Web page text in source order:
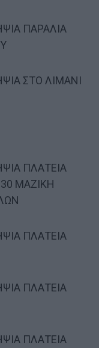
ΠΑΡΑΛΙΑ
ΣΤΟ ΛΙΜΑΝΙ
ΠΛΑΤΕΙΑ
ΜΑΖΙΚΗ
ΠΛΑΤΕΙΑ
ΠΛΑΤΕΙΑ
ΠΛΑΤΕΙΑ